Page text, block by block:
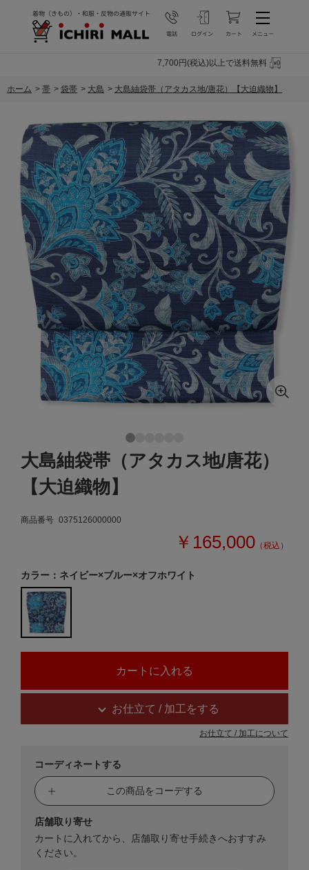
7,700円(税込)以上で送料無料
ホーム > 帯 > 袋帯 > 大島 > 大島紬袋帯（アタカス地/唐花）【大迫織物】
大島紬袋帯（アタカス地/唐花）
【大迫織物】
商品番号 0375126000000
￥165,000 （税込）
カラー：ネイビー×ブルー×オフホワイト
お仕立て / 加工をする
お仕立て / 加工について
コーディネートする
この商品をコーデする
店舗取り寄せ
カートに入れてから、店舗取り寄せ手続きへおすすみ
ください。